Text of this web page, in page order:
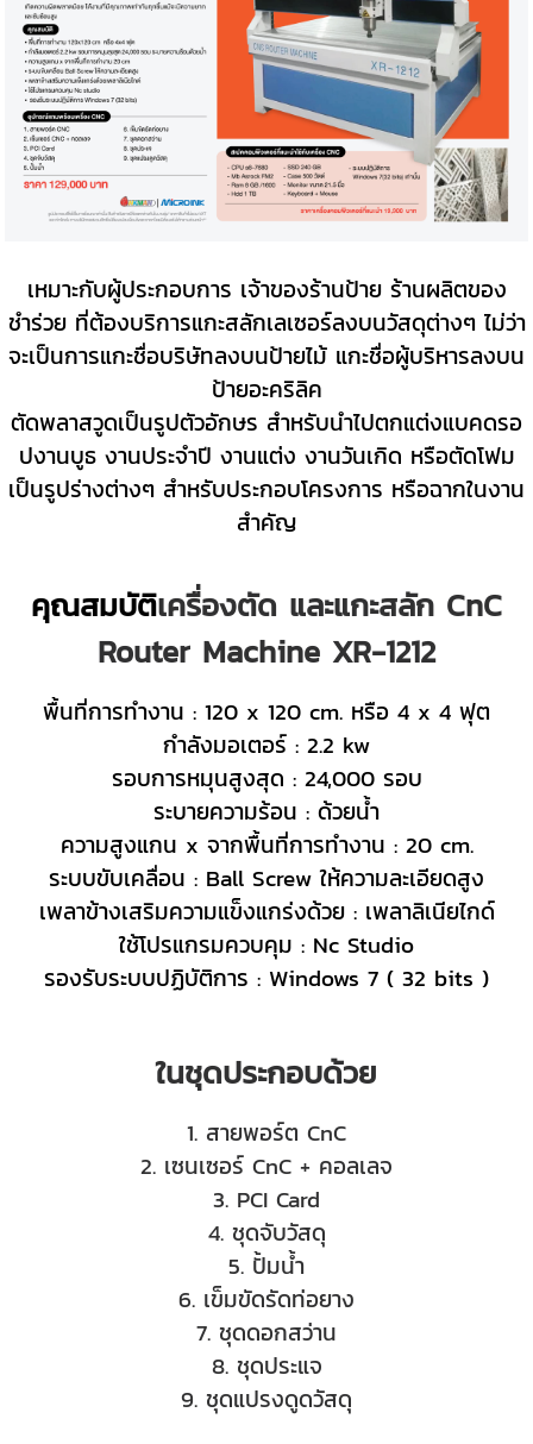
เหมาะกับผู้ประกอบการ เจ้าของร้านป้าย ร้านผลิตของ
ชำร่วย ที่ต้องบริการแกะสลักเลเซอร์ลงบนวัสดุต่างๆ ไม่ว่า
จะเป็นการแกะชื่อบริษัทลงบนป้ายไม้ แกะชื่อผู้บริหารลงบน
ป้ายอะคริลิค
ตัดพลาสวูดเป็นรูปตัวอักษร สำหรับนำไปตกแต่งแบคดรอ
ปงานบูธ งานประจำปี งานแต่ง งานวันเกิด หรือตัดโฟม
เป็นรูปร่างต่างๆ สำหรับประกอบโครงการ หรือฉากในงาน
สำคัญ
คุณสมบัติเครื่องตัด และแกะสลัก CnC
Router Machine XR-1212
พื้นที่การทำงาน : 120 x 120 cm. หรือ 4 x 4 ฟุต
กำลังมอเตอร์ : 2.2 kw
รอบการหมุนสูงสุด : 24,000 รอบ
ระบายความร้อน : ด้วยน้ำ
ความสูงแกน x จากพื้นที่การทำงาน : 20 cm.
ระบบขับเคลื่อน : Ball Screw ให้ความละเอียดสูง
เพลาข้างเสริมความแข็งแกร่งด้วย : เพลาลิเนียไกด์
ใช้โปรแกรมควบคุม : Nc Studio
รองรับระบบปฏิบัติการ : Windows 7 ( 32 bits )
ในชุดประกอบด้วย
1. สายพอร์ต CnC
2. เซนเซอร์ CnC + คอลเลจ
3. PCI Card
4. ชุดจับวัสดุ
5. ปั้มน้ำ
6. เข็มขัดรัดท่อยาง
7. ชุดดอกสว่าน
8. ชุดประแจ
9. ชุดแปรงดูดวัสดุ